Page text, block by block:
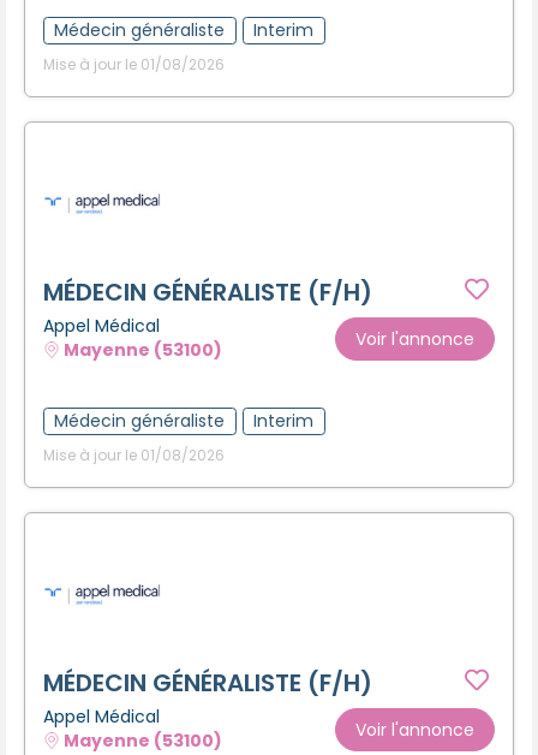
Médecin généraliste Interim
Mise à jour le 01/08/2026
MÉDECIN GÉNÉRALISTE (F/H)
Appel Médical
Mayenne (53100)
Voir l'annonce
Médecin généraliste Interim
Mise à jour le 01/08/2026
MÉDECIN GÉNÉRALISTE (F/H)
Appel Médical
Mayenne (53100)
Voir l'annonce